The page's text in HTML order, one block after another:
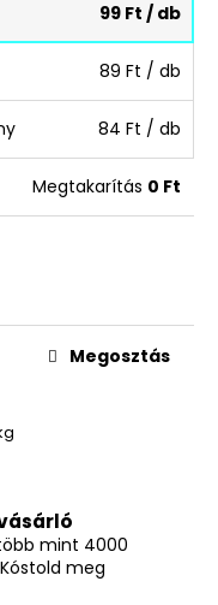
99 Ft / db
89 Ft / db
84 Ft / db
Megtakarítás 0 Ft
Megosztás
mint 4000
meg